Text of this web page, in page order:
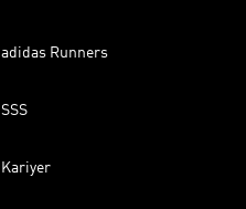
adidas Runners
SSS
Kariyer